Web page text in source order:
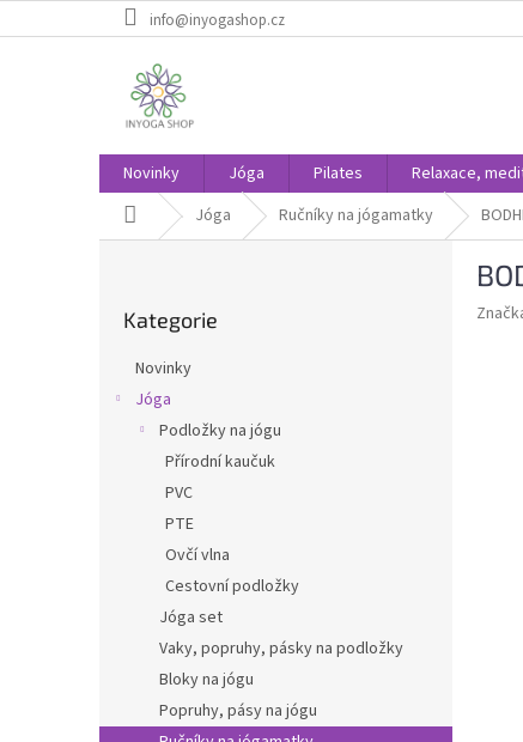
na
info@inyogashop.cz
Novinky Jóga Pilates Relaxace,
Domů Jóga Ručníky na jógamatky
kategorie
Kategorie
Novinky
Jóga
Podložky na jógu
Přírodní kaučuk
PVC
PTE
Ovčí vlna
Cestovní podložky
Jóga set
Vaky, popruhy, pásky na podložky
Bloky na jógu
Popruhy, pásy na jógu